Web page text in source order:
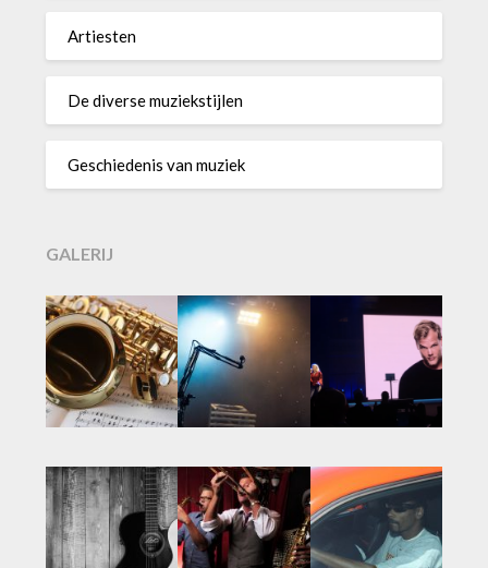
Artiesten
De diverse muziekstijlen
Geschiedenis van muziek
GALERIJ